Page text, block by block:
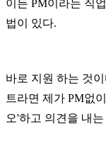
이든 PM이라는 직
법이 있다.
바로 지원 하는 것
트라면 제가 PM없
오'하고 의견을 내는